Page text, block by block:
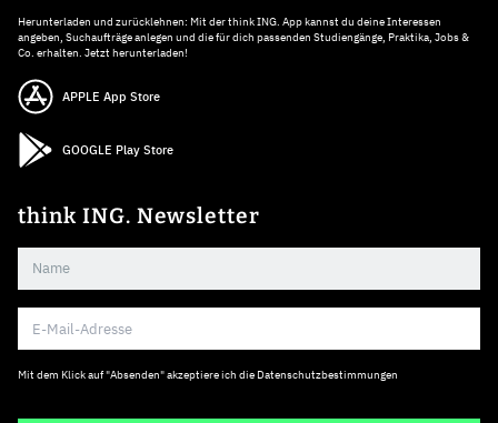
Herunterladen und zurücklehnen: Mit der think ING. App kannst du deine Interessen
angeben, Suchaufträge anlegen und die für dich passenden Studiengänge, Praktika, Jobs &
Co. erhalten. Jetzt herunterladen!
APPLE App Store
GOOGLE Play Store
think ING. Newsletter
Mit dem Klick auf "Absenden" akzeptiere ich die Datenschutzbestimmungen